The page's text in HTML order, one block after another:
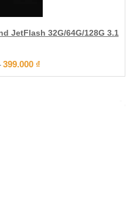
JetFlash 32G/64G/128G 3.1
399.000 ₫